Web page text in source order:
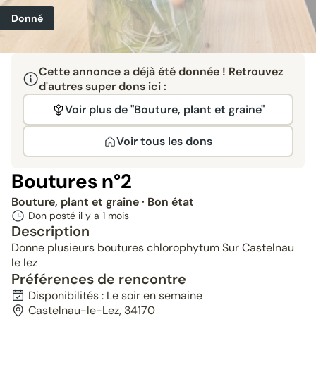
Donné
Cette annonce a déjà été donnée ! Retrouvez
d'autres super dons ici :
Voir plus de "Bouture, plant et graine"
Voir tous les dons
Boutures n°2
Bouture, plant et graine· Bon état
Don posté il y a 1 mois
Description
Donne plusieurs boutures chlorophytum Sur Castelnau
le lez
Préférences de rencontre
Disponibilités : Le soir en semaine
Castelnau-le-Lez, 34170